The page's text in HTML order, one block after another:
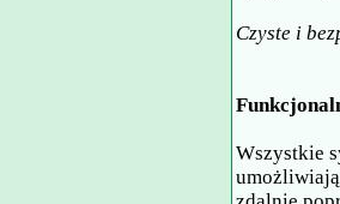
Czyste i
Wszystkie